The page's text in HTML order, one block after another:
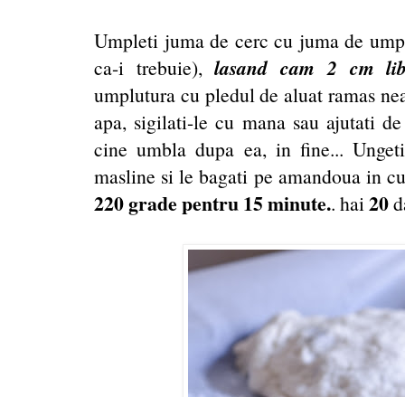
Umpleti juma de cerc cu juma de
ca-i trebuie),lasand cam 2 cm
umplutura cu pledul de aluat ramas
apa, sigilati-le cu mana sau ajutati
cine umbla dupa ea, in fine...
masline si le bagati pe amandoua in
220 grade pentru 15 minute.. hai20